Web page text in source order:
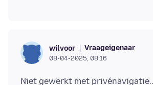
wilvoor Vraageigenaar
08-04-2025, 08:16